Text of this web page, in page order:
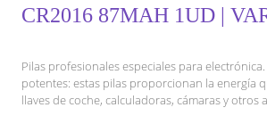
CR2016 87MAH 1UD |
Pilas profesionales especiales para
potentes: estas pilas proporcionan la energía
llaves de coche, calculadoras, cámaras y otros